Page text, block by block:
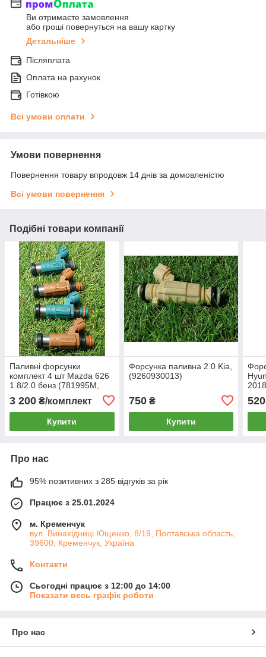
Ви отримаєте замовлення
або гроші повернуться на вашу картку
Детальніше
Післяплата
Оплата на рахунок
Готівкою
Всі умови оплати
Умови повернення
Повернення товару впродовж 14 днів за домовленістю
Всі умови повернення
Подібні товари компанії
Паливні форсунки
комплект 4 шт Mazda 626
1.8/2.0 бенз (781995M,
3 200 ₴/комплект
Купити
Форсунка паливна 2.0 Kia,
(9260930013)
750₴
Купити
520
Про нас
95% позитивних з 285 відгуків за рік
Працює з 25.01.2024
м. Кременчук
вул. Винахідниці Ющенко, 8/19, Полтавська область,
39600, Кременчук, Україна
Контакти
Сьогодні працює з 12:00 до 14:00
Показати весь графік роботи
Про нас